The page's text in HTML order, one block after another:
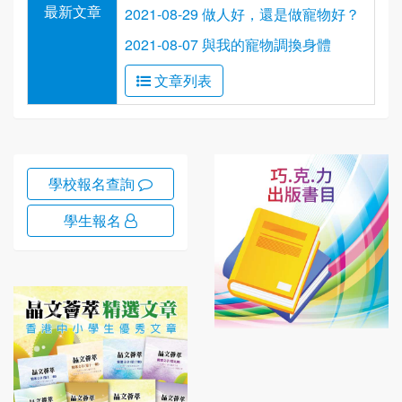
最新文章
2021-08-29 做人好，還是做寵物好？
2021-08-07 與我的寵物調換身體
文章列表
學校報名查詢
學生報名